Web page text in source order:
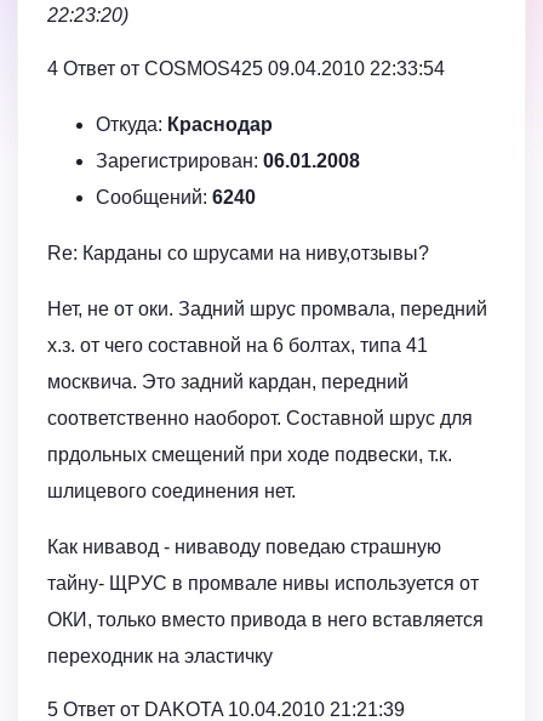
22:23:20)
4 Ответ от COSMOS425 09.04.2010 22:33:54
Откуда: Краснодар
Зарегистрирован: 06.01.2008
Сообщений: 6240
Re: Карданы со шрусами на ниву,отзывы?
Нет, не от оки. Задний шрус промвала, передний
х.з. от чего составной на 6 болтах, типа 41
москвича. Это задний кардан, передний
соответственно наоборот. Составной шрус для
прдольных смещений при ходе подвески, т.к.
шлицевого соединения нет.
Как нивавод - ниваводу поведаю страшную
тайну- ЩРУС в промвале нивы используется от
ОКИ, только вместо привода в него вставляется
переходник на эластичку
5 Ответ от DAKOTA 10.04.2010 21:21:39